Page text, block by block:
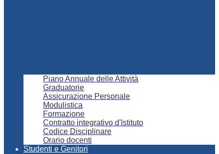
Piano Annuale delle Attività
Graduatorie
Assicurazione Personale
Modulistica
Formazione
Contratto integrativo d'Istituto
Codice Disciplinare
Orario docenti
Studenti e Genitori